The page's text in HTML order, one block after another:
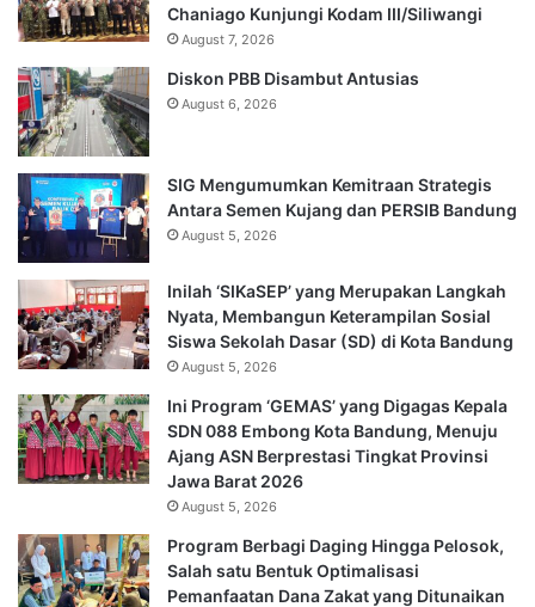
Chaniago Kunjungi Kodam III/Siliwangi
August 7, 2026
Diskon PBB Disambut Antusias
August 6, 2026
SIG Mengumumkan Kemitraan Strategis
Antara Semen Kujang dan PERSIB Bandung
August 5, 2026
Inilah ‘SIKaSEP’ yang Merupakan Langkah
Nyata, Membangun Keterampilan Sosial
Siswa Sekolah Dasar (SD) di Kota Bandung
August 5, 2026
Ini Program ‘GEMAS’ yang Digagas Kepala
SDN 088 Embong Kota Bandung, Menuju
Ajang ASN Berprestasi Tingkat Provinsi
Jawa Barat 2026
August 5, 2026
Program Berbagi Daging Hingga Pelosok,
Salah satu Bentuk Optimalisasi
Pemanfaatan Dana Zakat yang Ditunaikan